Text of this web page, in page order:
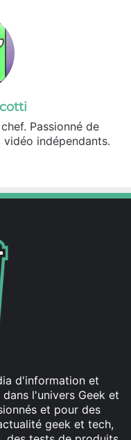
Passionné de
indépendants.
d'information et
l'univers Geek et
et pour des
geek et tech,